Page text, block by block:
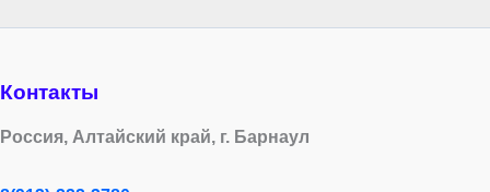
Контакты
Россия, Алтайский край, г. Барнаул